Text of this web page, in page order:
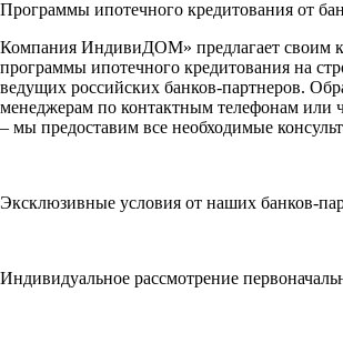
Программы ипотечного кредитования от
Компания ИндивиДОМ» предлагает своим
программы ипотечного кредитования на
ведущих российских банков-партнеров.
менеджерам по контактным телефонам или
– мы предоставим все необходимые
Эксклюзивные условия от наших банков-
Индивидуальное рассмотрение